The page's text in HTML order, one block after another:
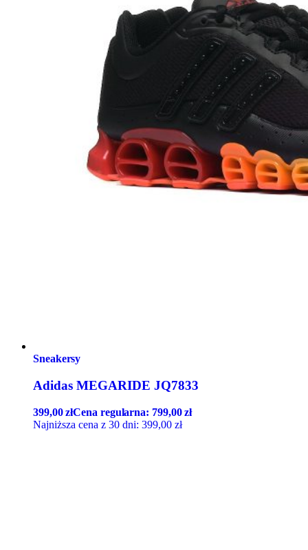
Sneakersy
Adidas MEGARIDE JQ7833
399,00złCena regularna: 799,00zł
Najniższa cena z 30 dni: 399,00 zł